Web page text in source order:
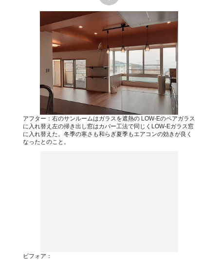
アフター：右のサンルームはガラスを遮熱の LOW-Eのペアガラス
に入れ替え左の掃き出し窓はカバー工法で同じくLOW-Eガラス窓
に入れ替えた。冬季の寒さも和らぎ夏季もエアコンの効きが良く
なったとのこと。
ビフォア：